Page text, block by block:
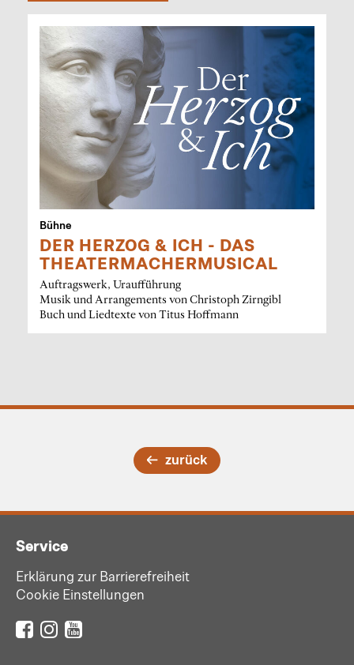
Bühne
DER HERZOG & ICH - DAS
THEATERMACHERMUSICAL
Auftragswerk, Uraufführung
Musik und Arrangements von Christoph Zirngibl
Buch und Liedtexte von Titus Hoffmann
zurück
Service
Erklärung zur Barrierefreiheit
Cookie Einstellungen